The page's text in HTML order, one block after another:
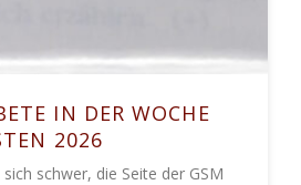
IN DER WOCHE
2026
schwer, die Seite der GSM